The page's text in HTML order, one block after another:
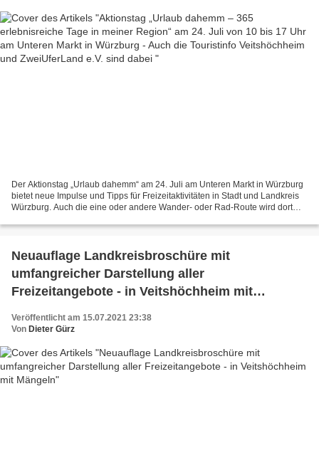
Der Aktionstag „Urlaub dahemm“ am 24. Juli am Unteren Markt in Würzburg
bietet neue Impulse und Tipps für Freizeitaktivitäten in Stadt und Landkreis
Würzburg. Auch die eine oder andere Wander- oder Rad-Route wird dort
Neuauflage Landkreisbroschüre mit
umfangreicher Darstellung aller
Freizeitangebote - in Veitshöchheim mit
Veröffentlicht am 15.07.2021 23:38
Von Dieter Gürz